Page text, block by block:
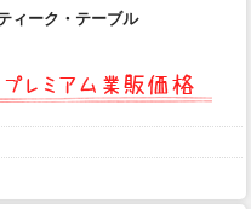
ィーク・テーブル